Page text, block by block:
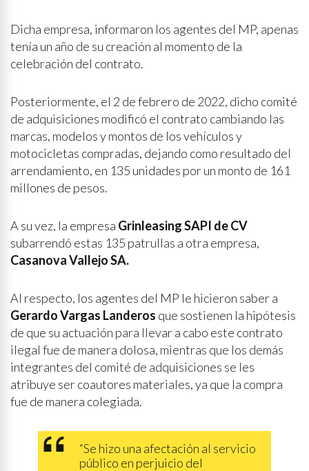
Dicha empresa, informaron los agentes del MP, apenas
tenía un año de su creación al momento de la
celebración del contrato.
Posteriormente, el 2 de febrero de 2022, dicho comité
de adquisiciones modificó el contrato cambiando las
marcas, modelos y montos de los vehículos y
motocicletas compradas, dejando como resultado del
arrendamiento, en 135 unidades por un monto de 161
millones de pesos.
A su vez, la empresa Grinleasing SAPI de CV
subarrendó estas 135 patrullas a otra empresa,
Casanova Vallejo SA.
Al respecto, los agentes del MP le hicieron saber a
Gerardo Vargas Landeros que sostienen la hipótesis
de que su actuación para llevar a cabo este contrato
ilegal fue de manera dolosa, mientras que los demás
integrantes del comité de adquisiciones se les
atribuye ser coautores materiales, ya que la compra
fue de manera colegiada.
“Se hizo una afectación al servicio
público en perjuicio del